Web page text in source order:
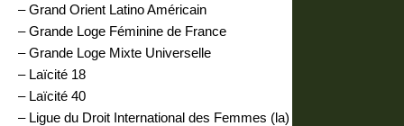
– Grand Orient Latino Américain
– Grande Loge Féminine de France
– Grande Loge Mixte Universelle
– Laïcité 18
– Laïcité 40
– Ligue du Droit International des Femmes (la) – (L.D.I.F.)